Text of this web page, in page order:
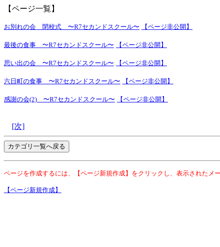
【ページ一覧】
お別れの会 閉校式 〜R7セカンドスクール〜 【ページ非公開】
最後の食事 〜R7セカンドスクール〜 【ページ非公開】
思い出の会 〜R7セカンドスクール〜 【ページ非公開】
六日町の食事 〜R7セカンドスクール〜 【ページ非公開】
感謝の会(2) 〜R7セカンドスクール〜 【ページ非公開】
[次]
ページを作成するには、【ページ新規作成】をクリックし、表示されたメ
【ページ新規作成】